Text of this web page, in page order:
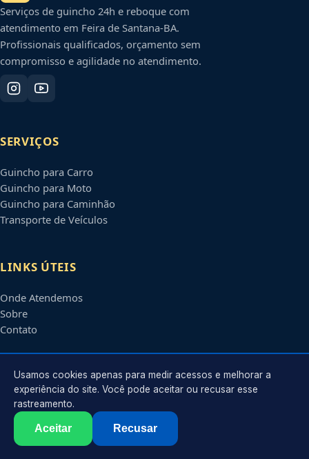
Serviços de guincho 24h e reboque com
atendimento em Feira de Santana-BA.
Profissionais qualificados, orçamento sem
compromisso e agilidade no atendimento.
SERVIÇOS
Guincho para Carro
Guincho para Moto
Guincho para Caminhão
Transporte de Veículos
LINKS ÚTEIS
Onde Atendemos
Sobre
Contato
CONTATO
Atendimento em
contato@guinchosfeiradesantana.com.br
2026 Feira de Santana
. Todos os direitos reservados.
Usamos cookies apenas para medir acessos e melhorar a
experiência do site. Você pode aceitar ou recusar esse
rastreamento.
Aceitar Recusar